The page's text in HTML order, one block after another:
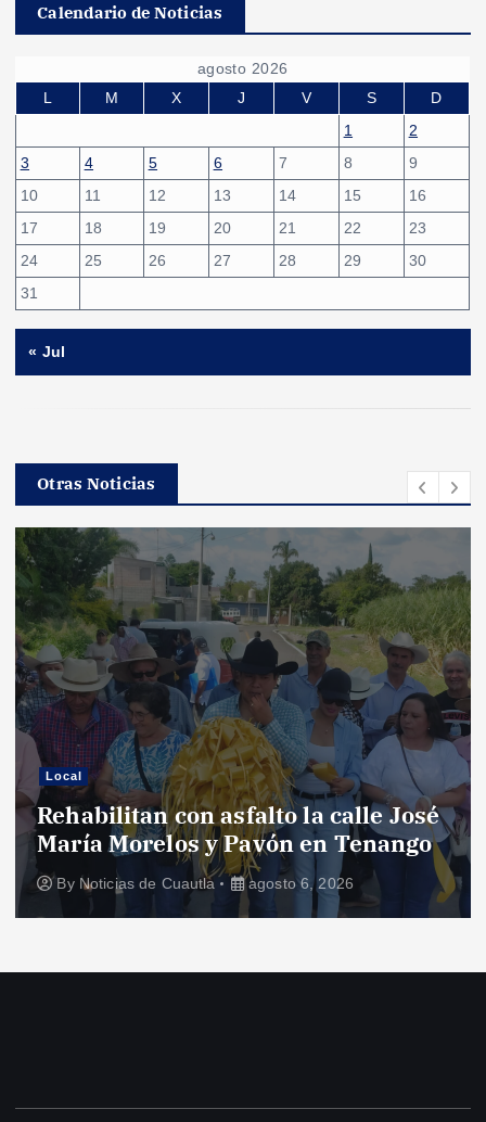
Calendario de Noticias
agosto 2026
L
M X J V S
D
1
2
3
4 5 6 7 8
9
10
11 12 13 14 15
16
17
18 19 20 21 22
23
24
25 26 27 28 29
30
31
« Jul
Otras Noticias
Local
Rehabilitan con asfalto la calle José
María Morelos y Pavón en Tenango
By Noticias de Cuautla agosto 6, 2026